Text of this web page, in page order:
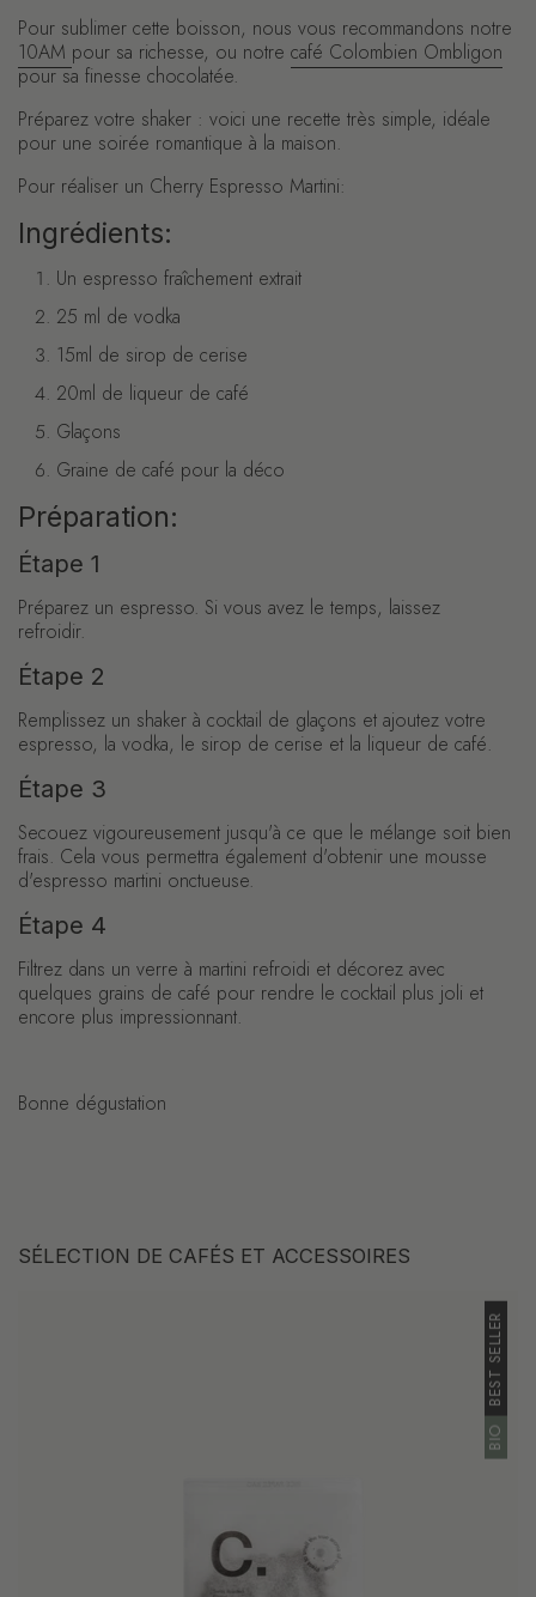
Pour sublimer cette boisson, nous vous recommandons notre
10AM pour sa richesse, ou notre café Colombien Ombligon
pour sa finesse chocolatée.
Préparez votre shaker : voici une recette très simple, idéale
pour une soirée romantique à la maison.
Pour réaliser un Cherry Espresso Martini:
Ingrédients:
Un espresso fraîchement extrait
25 ml de vodka
15ml de sirop de cerise
20ml de liqueur de café
Glaçons
Graine de café pour la déco
Préparation:
Étape 1
Préparez un espresso. Si vous avez le temps, laissez
refroidir.
Étape 2
Remplissez un shaker à cocktail de glaçons et ajoutez votre
espresso, la vodka, le sirop de cerise et la liqueur de café.
Étape 3
Secouez vigoureusement jusqu'à ce que le mélange soit bien
frais. Cela vous permettra également d'obtenir une mousse
d'espresso martini onctueuse.
Étape 4
Filtrez dans un verre à martini refroidi et décorez avec
quelques grains de café pour rendre le cocktail plus joli et
encore plus impressionnant.
Bonne dégustation
SÉLECTION DE CAFÉS ET ACCESSOIRES
BEST SELLER
BIO